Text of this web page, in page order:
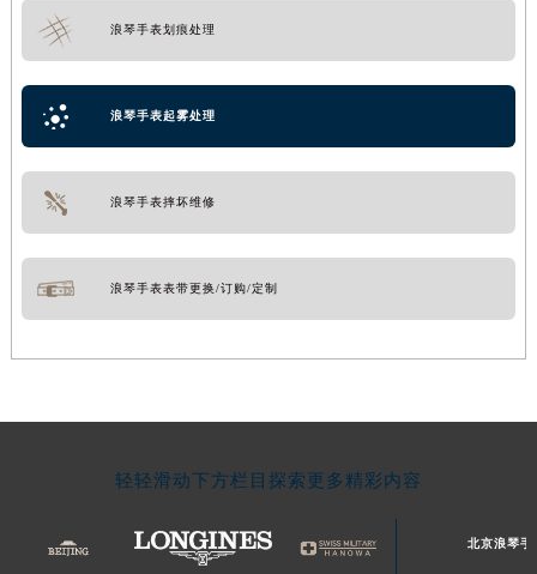
浪琴手表划痕处理
浪琴手表起雾处理
浪琴手表摔坏维修
浪琴手表表带更换/订购/定制
轻轻滑动下方栏目探索更多精彩内容
北京浪琴手